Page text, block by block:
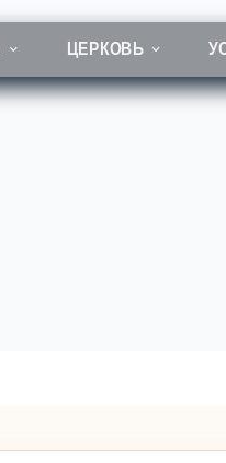
ЦЕРКОВЬ